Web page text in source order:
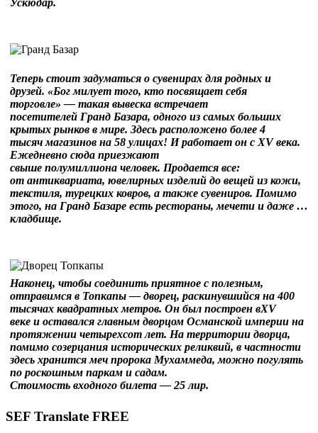
Теперь стоит задуматься о сувенирах для родных и
друзей. «Бог милует того, кто посвящает себя
торговле» — такая вывеска встречает
посетителей Гранд Базара, одного из самых больших
крытых рынков в мире. Здесь расположено более 4
тысяч магазинов на 58 улицах! И работает он с XV века.
Ежедневно сюда приезжают
свыше полумиллиона человек. Продается все:
от антиквариата, ювелирных изделий до вещей из кожи,
текстиля, турецких ковров, а также сувениров. Помимо
этого, на Гранд Базаре есть рестораны, мечети и даже …
кладбище.
Наконец, чтобы соединить приятное с полезным,
отправимся в Топкапы — дворец, раскинувшийся на 400
тысячах квадратных метров. Он был построен вXV
веке и оставался главным дворцом Османской империи на
протяжении четырехсот лет. На территории дворца,
помимо созерцания исторических реликвий, в частности
здесь хранится меч пророка Мухаммеда, можно погулять
по роскошным паркам и садам.
Стоимость входного билета — 25 лир.
SEF Translate FREE